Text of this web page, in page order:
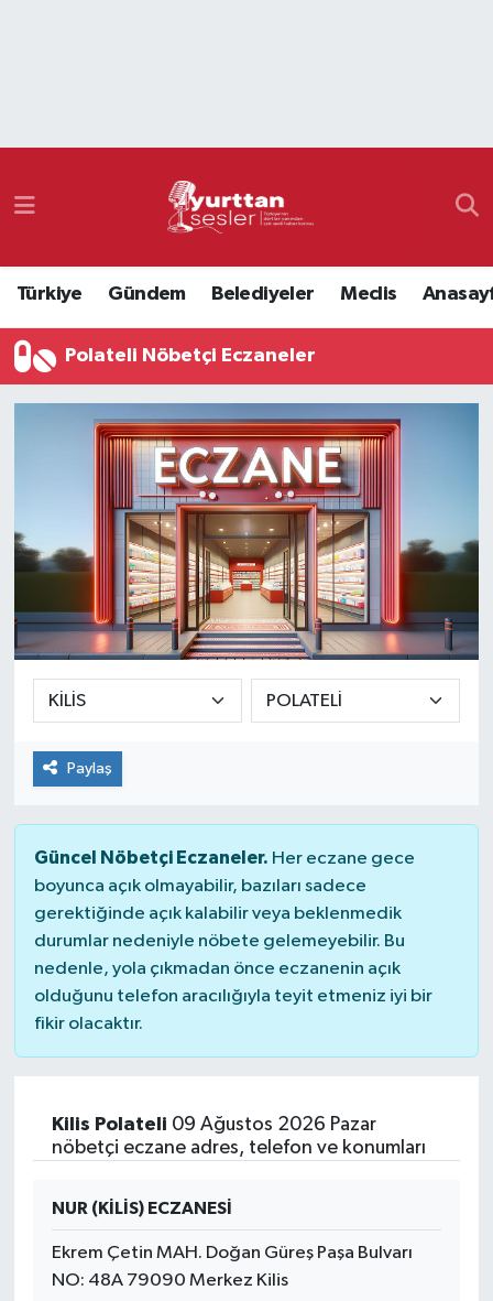
Türkiye Gündem Belediyeler Meclis
Polateli Nöbetçi Eczaneler
Paylaş
Güncel Nöbetçi Eczaneler. Her eczane gece
boyunca açık olmayabilir, bazıları sadece
gerektiğinde açık kalabilir veya beklenmedik
durumlar nedeniyle nöbete gelemeyebilir. Bu
nedenle, yola çıkmadan önce eczanenin açık
olduğunu telefon aracılığıyla teyit etmeniz iyi bir
fikir olacaktır.
Kilis Polateli 09 Ağustos 2026 Pazar
nöbetçi eczane adres, telefon ve konumları
NUR (KİLİS) ECZANESİ
Ekrem Çetin MAH. Doğan Güreş Paşa Bulvarı
NO: 48A 79090 Merkez Kilis
Namaz Vakitleri
Süper Lig Puan Durumu ve Fikstür
Tüm Manşetler
Son Dakika Haberleri
Haber Arşivi